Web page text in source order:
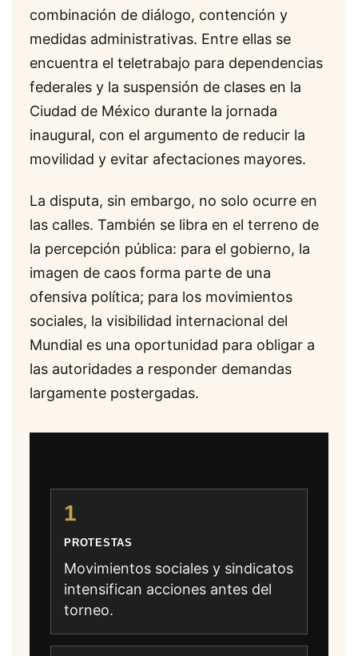
combinación de diálogo, contención y
medidas administrativas. Entre ellas se
encuentra el teletrabajo para dependencias
federales y la suspensión de clases en la
Ciudad de México durante la jornada
inaugural, con el argumento de reducir la
movilidad y evitar afectaciones mayores.
La disputa, sin embargo, no solo ocurre en
las calles. También se libra en el terreno de
la percepción pública: para el gobierno, la
imagen de caos forma parte de una
ofensiva política; para los movimientos
sociales, la visibilidad internacional del
Mundial es una oportunidad para obligar a
las autoridades a responder demandas
largamente postergadas.
1
PROTESTAS
Movimientos sociales y sindicatos
intensifican acciones antes del
torneo.